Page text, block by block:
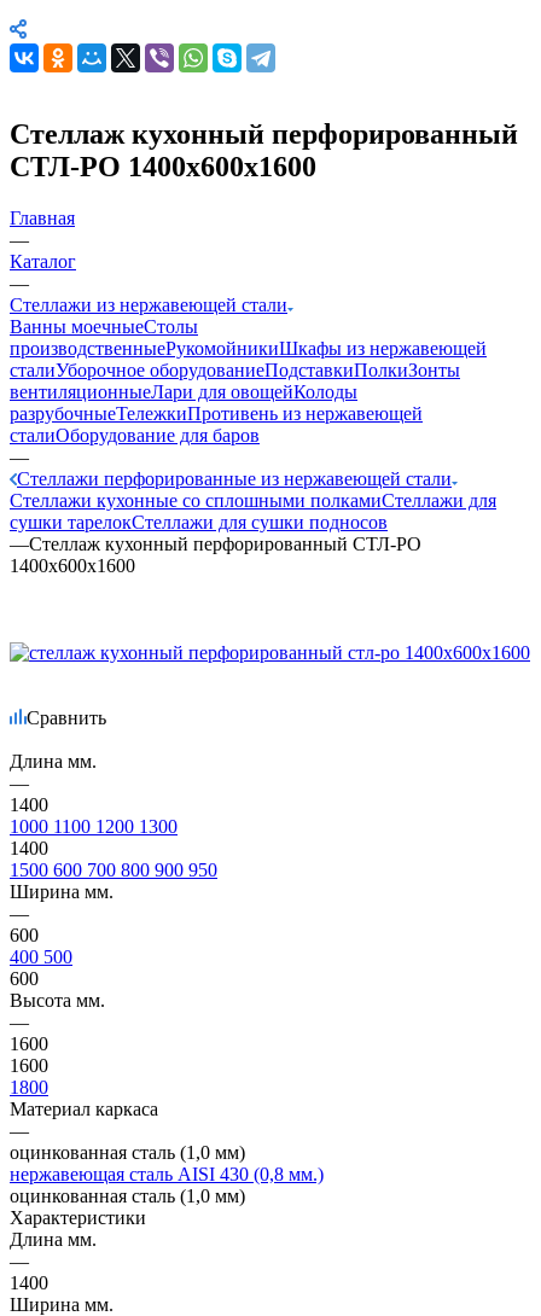
Стеллаж кухонный перфорированный
СТЛ-РО 1400х600х1600
Главная
—
Каталог
—
Стеллажи из нержавеющей стали
Ванны моечныеСтолы
производственныеРукомойникиШкафы из нержавеющей
сталиУборочное оборудованиеПодставкиПолкиЗонты
вентиляционныеЛари для овощейКолоды
разрубочныеТележкиПротивень из нержавеющей
сталиОборудование для баров
—
Стеллажи перфорированные из нержавеющей стали
Стеллажи кухонные со сплошными полкамиСтеллажи для
сушки тарелокСтеллажи для сушки подносов
—Стеллаж кухонный перфорированный СТЛ-РО
1400х600х1600
Сравнить
Длина мм.
—
1400
1000 1100 1200 1300
1400
1500 600 700 800 900 950
Ширина мм.
—
600
400 500
600
Высота мм.
—
1600
1600
1800
Материал каркаса
—
оцинкованная сталь (1,0 мм)
нержавеющая сталь AISI 430 (0,8 мм.)
оцинкованная сталь (1,0 мм)
Характеристики
Длина мм.
—
1400
Ширина мм.